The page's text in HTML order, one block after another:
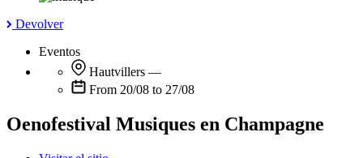
Devolver
Eventos
Hautvillers —
From 20/08 to 27/08
Oenofestival Musiques en Champagne